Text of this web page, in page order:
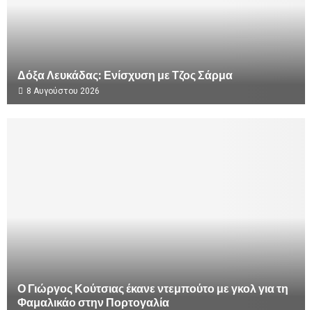
Δόξα Λευκάδας: Ενίσχυση με Τζος Σάρμα
8 Αυγούστου 2026
Ο Γιώργος Κούτσιας έκανε ντεμπούτο με γκολ για τη
Φαμαλικάο στην Πορτογαλία